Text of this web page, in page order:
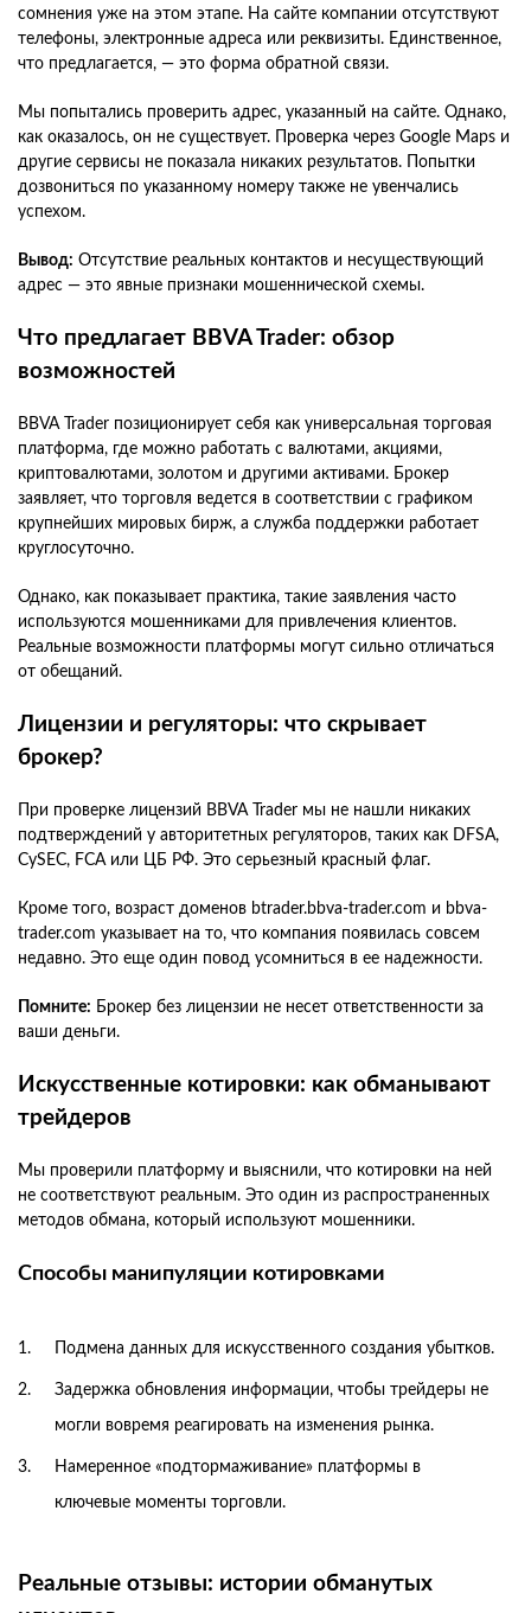
сомнения уже на этом этапе. На сайте компании отсутствуют
телефоны, электронные адреса или реквизиты. Единственное,
что предлагается, — это форма обратной связи.
Мы попытались проверить адрес, указанный на сайте. Однако,
как оказалось, он не существует. Проверка через Google Maps и
другие сервисы не показала никаких результатов. Попытки
дозвониться по указанному номеру также не увенчались
успехом.
Вывод: Отсутствие реальных контактов и несуществующий
адрес — это явные признаки мошеннической схемы.
Что предлагает BBVA Trader: обзор
возможностей
BBVA Trader позиционирует себя как универсальная торговая
платформа, где можно работать с валютами, акциями,
криптовалютами, золотом и другими активами. Брокер
заявляет, что торговля ведется в соответствии с графиком
крупнейших мировых бирж, а служба поддержки работает
круглосуточно.
Однако, как показывает практика, такие заявления часто
используются мошенниками для привлечения клиентов.
Реальные возможности платформы могут сильно отличаться
от обещаний.
Лицензии и регуляторы: что скрывает
брокер?
При проверке лицензий BBVA Trader мы не нашли никаких
подтверждений у авторитетных регуляторов, таких как DFSA,
CySEC, FCA или ЦБ РФ. Это серьезный красный флаг.
Кроме того, возраст доменов btrader.bbva-trader.com и bbva-
trader.com указывает на то, что компания появилась совсем
недавно. Это еще один повод усомниться в ее надежности.
Помните: Брокер без лицензии не несет ответственности за
ваши деньги.
Искусственные котировки: как обманывают
трейдеров
Мы проверили платформу и выяснили, что котировки на ней
не соответствуют реальным. Это один из распространенных
методов обмана, который используют мошенники.
Способы манипуляции котировками
Подмена данных для искусственного создания убытков.
Задержка обновления информации, чтобы трейдеры не
могли вовремя реагировать на изменения рынка.
Намеренное «подтормаживание» платформы в
ключевые моменты торговли.
Реальные отзывы: истории обманутых